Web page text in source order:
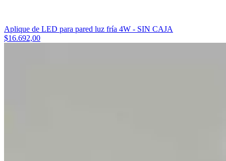
Aplique de LED para pared luz fría 4W - SIN CAJA
$16.692,00